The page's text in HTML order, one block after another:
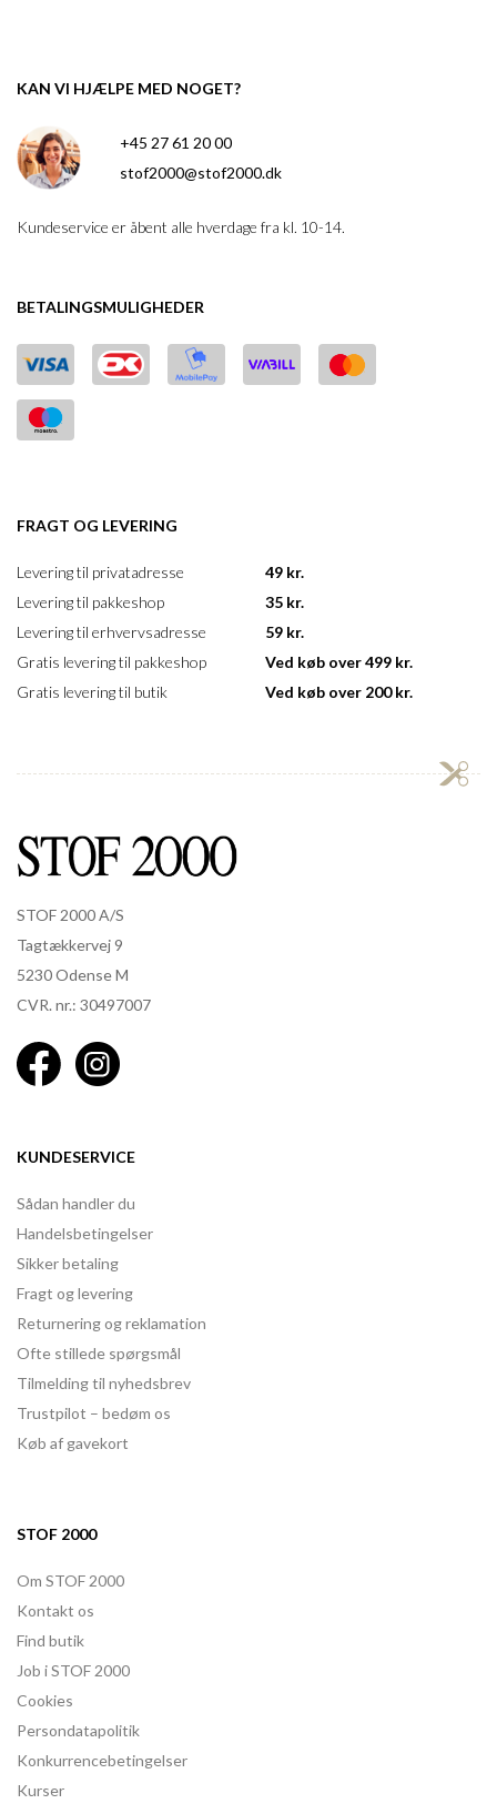
KAN VI HJÆLPE MED NOGET?
+45 27 61 20 00
stof2000@stof2000.dk
Kundeservice er åbent alle hverdage fra kl. 10-14.
BETALINGSMULIGHEDER
FRAGT OG LEVERING
Levering til privatadresse
Levering til pakkeshop
Levering til erhvervsadresse
Gratis levering til pakkeshop
Gratis levering til butik
49 kr.
35 kr.
59 kr.
Ved køb over 499 kr.
Ved køb over 200 kr.
STOF 2000 A/S
Tagtækkervej 9
5230 Odense M
CVR. nr.: 30497007
KUNDESERVICE
Sådan handler du
Handelsbetingelser
Sikker betaling
Fragt og levering
Returnering og reklamation
Ofte stillede spørgsmål
Tilmelding til nyhedsbrev
Trustpilot – bedøm os
Køb af gavekort
STOF 2000
Om STOF 2000
Kontakt os
Find butik
Job i STOF 2000
Cookies
Persondatapolitik
Konkurrencebetingelser
Kurser